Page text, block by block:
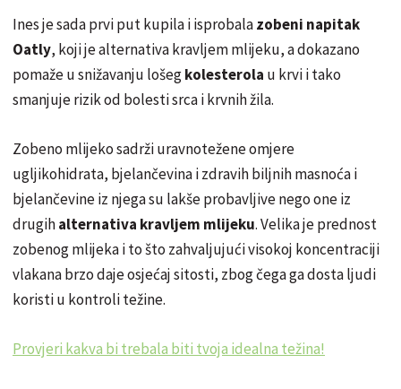
Ines je sada prvi put kupila i isprobalazobeni napitak
Oatly, koji je alternativa kravljem mlijeku, a dokazano
pomaže u snižavanju lošegkolesterola u krvi i tako
smanjuje rizik od bolesti srca i krvnih žila.
Zobeno mlijeko sadrži uravnotežene omjere
ugljikohidrata, bjelančevina i zdravih biljnih masnoća i
bjelančevine iz njega su lakše probavljive nego one iz
drugihalternativa kravljem mlijeku. Velika je prednost
zobenog mlijeka i to što zahvaljujući visokoj koncentraciji
vlakana brzo daje osjećaj sitosti, zbog čega ga dosta ljudi
koristi u kontroli težine.
Provjeri kakva bi trebala biti tvoja idealna težina!